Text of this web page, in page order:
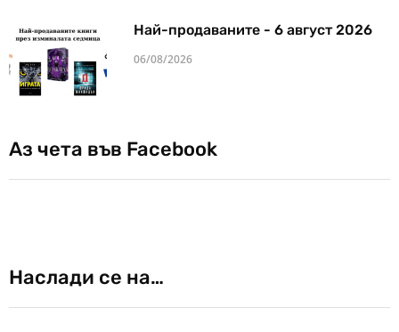
Най-продаваните - 6 август 2026
06/08/2026
Аз чета във Facebook
Наслади се на…